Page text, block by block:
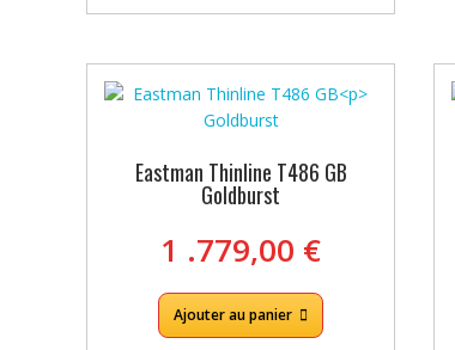
Eastman Thinline T486 GB
Goldburst
1 .779,00 €
Ajouter au panier